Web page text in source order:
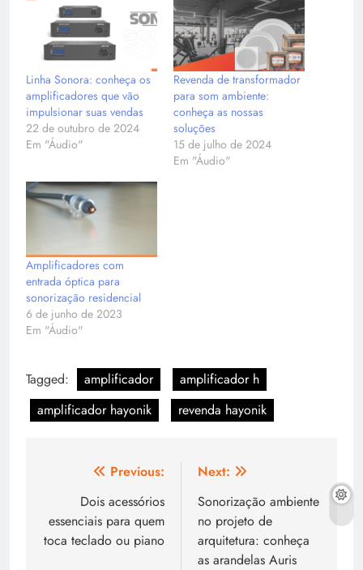
Linha Sonora: conheça os
amplificadores que vão
impulsionar suas vendas
22 de outubro de 2024
Em "Áudio"
Revenda de transformador
para som ambiente:
conheça as nossas
soluções
15 de julho de 2024
Em "Áudio"
Amplificadores com
entrada óptica para
sonorização residencial
6 de junho de 2023
Em "Áudio"
Tagged: amplificador
amplificador h
amplificador hayonik
revenda hayonik
Navegação
Post
Previous:
Dois acessórios
essenciais para quem
toca teclado ou piano
Next:
Sonorização ambiente
no projeto de
arquitetura: conheça
as arandelas Auris